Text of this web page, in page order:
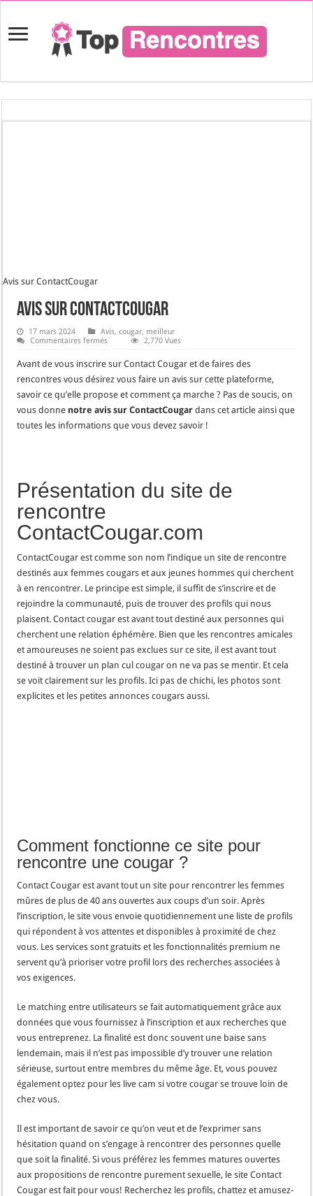
Avis sur ContactCougar
Avis sur ContactCougar
17 mars 2024 Avis,cougar, meilleur
Commentaires ferméssur
ContactCougar
2,770 Vues
Avant de vous inscrire sur Contact Cougar et de faires des
rencontres vous désirez vous faire un avis sur cette plateforme,
savoir ce qu’elle propose et comment ça marche ? Pas de soucis, on
vous donne notre avis sur ContactCougar dans cet article ainsi que
toutes les informations que vous devez savoir !
Présentation du site de
rencontre
ContactCougar.com
ContactCougar est comme son nom l’indique un site de rencontre
destinés aux femmes cougars et aux jeunes hommes qui cherchent
à en rencontrer. Le principe est simple, il suffit de s’inscrire et de
rejoindre la communauté, puis de trouver des profils qui nous
plaisent. Contact cougar est avant tout destiné aux personnes qui
cherchent une relation éphémère. Bien que les rencontres amicales
et amoureuses ne soient pas exclues sur ce site, il est avant tout
destiné à trouver un plan cul cougar on ne va pas se mentir. Et cela
se voit clairement sur les profils. Ici pas de chichi, les photos sont
explicites et les petites annonces cougars aussi.
Comment fonctionne ce site pour
rencontre une cougar ?
Contact Cougar est avant tout un site pour rencontrer les femmes
mûres de plus de 40 ans ouvertes aux coups d’un soir. Après
l’inscription, le site vous envoie quotidiennement une liste de profils
qui répondent à vos attentes et disponibles à proximité de chez
vous. Les services sont gratuits et les fonctionnalités premium ne
servent qu’à prioriser votre profil lors des recherches associées à
vos exigences.
Le matching entre utilisateurs se fait automatiquement grâce aux
données que vous fournissez à l’inscription et aux recherches que
vous entreprenez. La finalité est donc souvent une baise sans
lendemain, mais il n’est pas impossible d’y trouver une relation
sérieuse, surtout entre membres du même âge. Et, vous pouvez
également optez pour les live cam si votre cougar se trouve loin de
chez vous.
Il est important de savoir ce qu’on veut et de l’exprimer sans
hésitation quand on s’engage à rencontrer des personnes quelle
que soit la finalité. Si vous préférez les femmes matures ouvertes
aux propositions de rencontre purement sexuelle, le site Contact
Cougar est fait pour vous! Recherchez les profils, chattez et amusez-